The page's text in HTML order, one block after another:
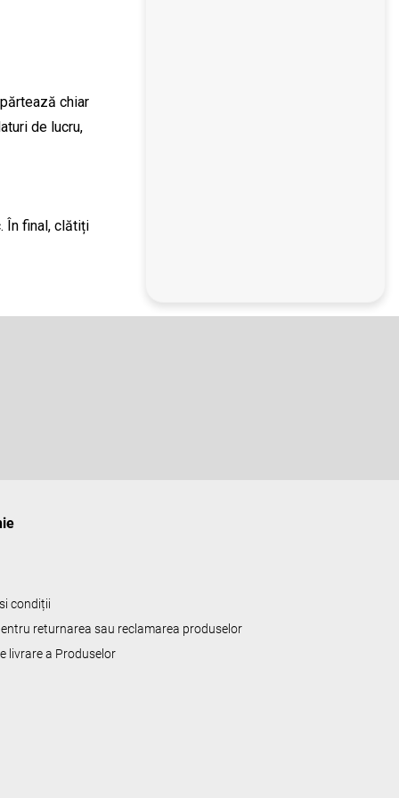
chiar
de lucru,
În final, clătiți
condiții
returnarea sau reclamarea produselor
livrare a Produselor